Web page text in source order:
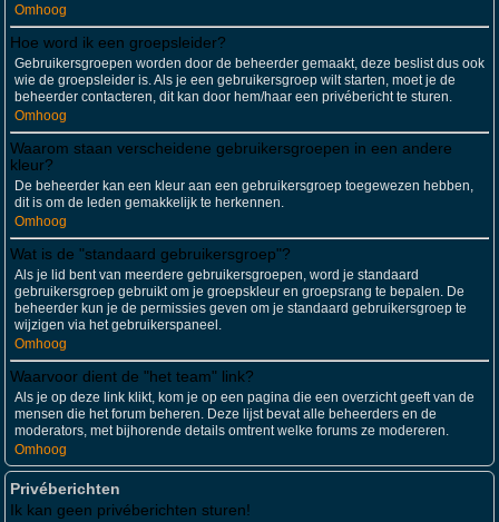
Omhoog
Hoe word ik een groepsleider?
Gebruikersgroepen worden door de beheerder gemaakt, deze beslist dus ook
wie de groepsleider is. Als je een gebruikersgroep wilt starten, moet je de
beheerder contacteren, dit kan door hem/haar een privébericht te sturen.
Omhoog
Waarom staan verscheidene gebruikersgroepen in een andere
kleur?
De beheerder kan een kleur aan een gebruikersgroep toegewezen hebben,
dit is om de leden gemakkelijk te herkennen.
Omhoog
Wat is de "standaard gebruikersgroep"?
Als je lid bent van meerdere gebruikersgroepen, word je standaard
gebruikersgroep gebruikt om je groepskleur en groepsrang te bepalen. De
beheerder kun je de permissies geven om je standaard gebruikersgroep te
wijzigen via het gebruikerspaneel.
Omhoog
Waarvoor dient de "het team" link?
Als je op deze link klikt, kom je op een pagina die een overzicht geeft van de
mensen die het forum beheren. Deze lijst bevat alle beheerders en de
moderators, met bijhorende details omtrent welke forums ze modereren.
Omhoog
Privéberichten
Ik kan geen privéberichten sturen!